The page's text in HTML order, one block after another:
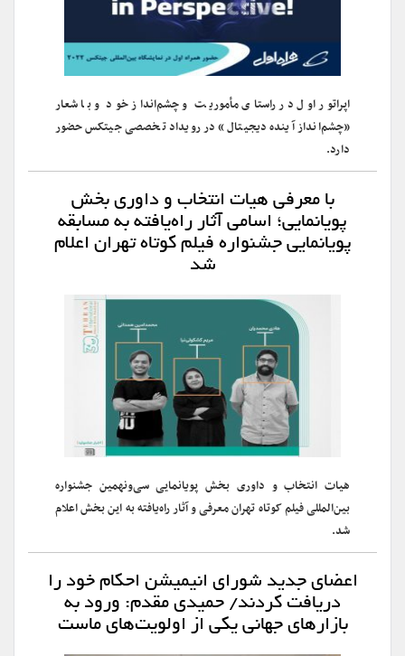
اپراتور اول در راستای مأموریت و چشم‌انداز خود و با شعار
«چشم‌انداز آینده دیجیتال» در رویداد تخصصی جیتکس حضور
دارد.
با معرفی هیات انتخاب و داوری بخش
پویانمایی؛ اسامی آثار راه‌یافته به مسابقه
پویانمایی جشنواره فیلم کوتاه تهران اعلام
شد
هیات انتخاب و داوری بخش پویانمایی سی‌ونهمین جشنواره
بین‌المللی فیلم کوتاه تهران معرفی و آثار راه‌یافته به این بخش اعلام
شد.
اعضای جدید شورای انیمیشن احکام خود را
دریافت کردند/ حمیدی مقدم: ورود به
بازارهای جهانی یکی از اولویت‌های ماست